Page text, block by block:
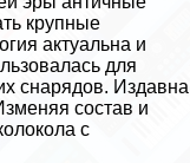
крупные
актуальна и
для
снарядов. Издавна
состав и
с